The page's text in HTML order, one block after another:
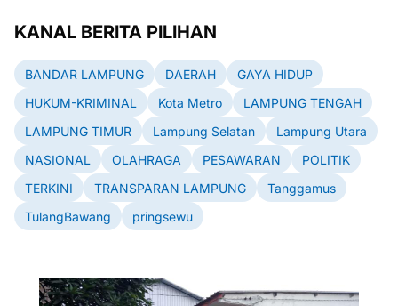
KANAL BERITA PILIHAN
BANDAR LAMPUNG DAERAH
GAYA HIDUP
HUKUM-KRIMINAL
Kota Metro
LAMPUNG TENGAH
LAMPUNG TIMUR
Lampung Selatan
Lampung Utara
NASIONAL
OLAHRAGA PESAWARAN
POLITIK
TERKINI
TRANSPARAN LAMPUNG
Tanggamus
TulangBawang
pringsewu